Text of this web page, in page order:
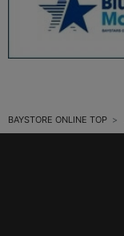
BAYSTORE ONLINE TOP